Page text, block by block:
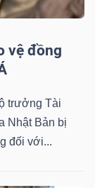
vệ đồng
trưởng Tài
Nhật Bản bị
đối với...